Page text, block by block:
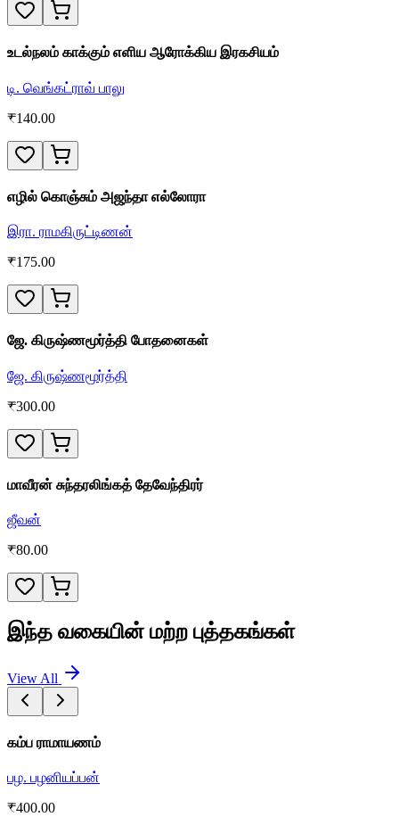
உடல்நலம் காக்கும் எளிய ஆரோக்கிய இரகசியம்
டி. வெங்கட்ராவ் பாலு
₹140.00
எழில் கொஞ்சும் அஜந்தா எல்லோரா
இரா. ராமகிருட்டிணன்
₹175.00
ஜே. கிருஷ்ணமூர்த்தி போதனைகள்
ஜே. கிருஷ்ணமூர்த்தி
₹300.00
மாவீரன் சுந்தரலிங்கத் தேவேந்திரர்
ஜீவன்
₹80.00
இந்த வகையின் மற்ற புத்தகங்கள்
View All
கம்ப ராமாயணம்
பழ. பழனியப்பன்
₹400.00